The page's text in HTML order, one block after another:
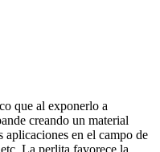
que al exponerlo a
creando un material
aplicaciones en el campo de